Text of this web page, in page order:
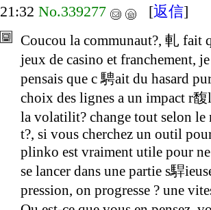
21:32 No.339277 [返信]
Coucou la communaut?, 軋 fait
jeux de casino et franchement,
pensais que c 騁ait du hasard
choix des lignes a un impact r
la volatilit? change tout selon le
t?, si vous cherchez un outil
plinko est vraiment utile pour
se lancer dans une partie s駻
pression, on progresse ? une